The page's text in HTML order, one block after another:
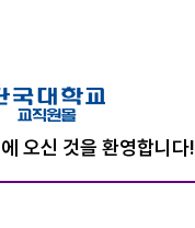
오신 것을 환영합니다!